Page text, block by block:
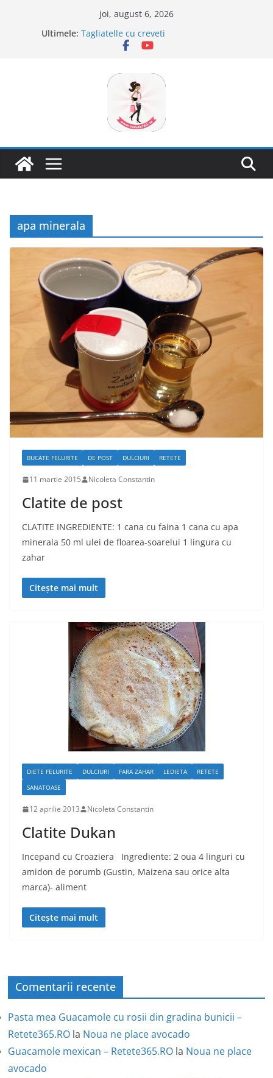
joi, august 6, 2026
Ultimele: Tagliatelle cu creveti
Clafoutis cu cirese
Savarine
apa minerala
BUCATE FELURITE DE POST DULCIURI RETETE
11 martie 2015 Nicoleta Constantin
Clatite de post
CLATITE INGREDIENTE: 1 cana cu faina 1 cana cu apa
minerala 50 ml ulei de floarea-soarelui 1 lingura cu
zahar
Citește mai mult
DIETE FELURITE DULCIURI FARA ZAHAR LEDIETA
RETETE
SANATOASE
12 aprilie 2013 Nicoleta Constantin
Clatite Dukan
Incepand cu Croaziera Ingrediente: 2 oua 4 linguri cu
amidon de porumb (Gustin, Maizena sau orice alta
marca)- aliment
Citește mai mult
Comentarii recente
Pasta mea Guacamole cu rosii din gradina bunicii –
Retete365.RO la Noua ne place avocado
Guacamole mexican – Retete365.RO la Noua ne place
avocado